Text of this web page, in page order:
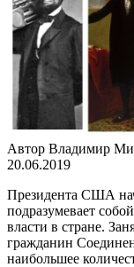
Автор Владимир
20.06.2019
Президента США
подразумевает
власти в стране.
гражданин
наибольшее